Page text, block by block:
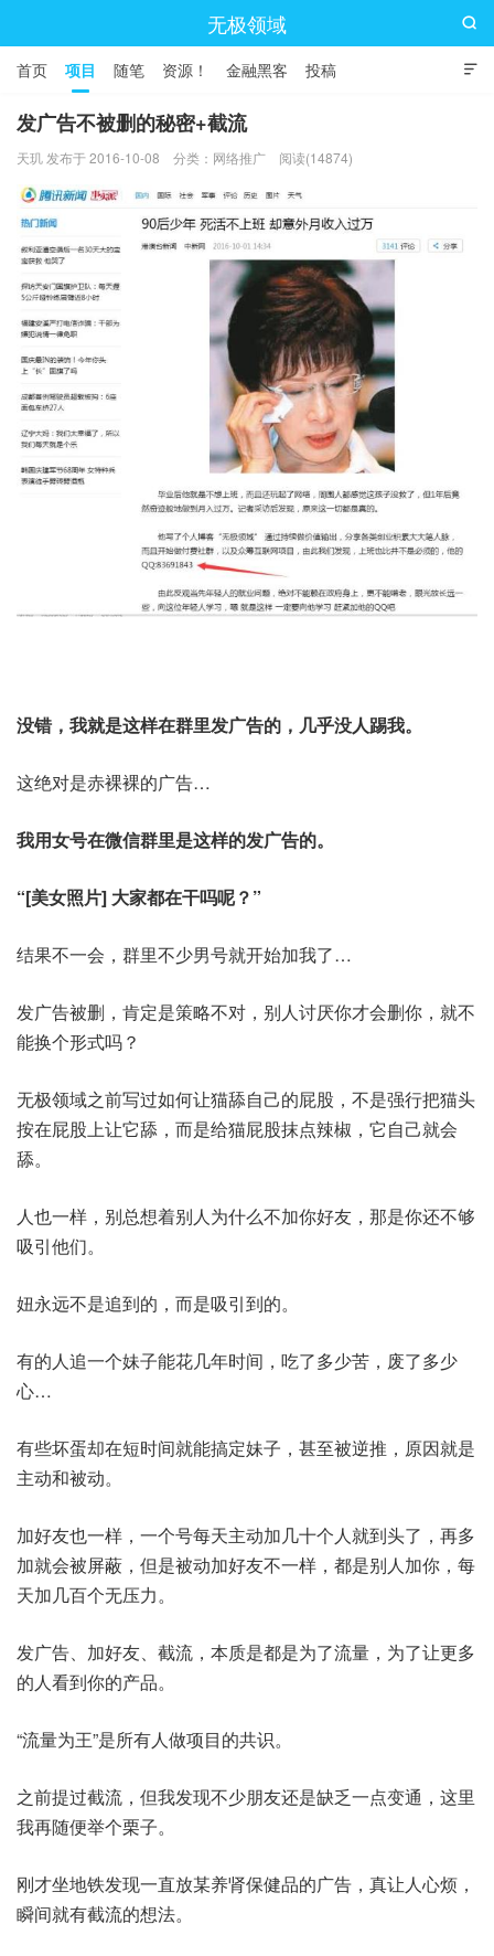
无极领域

首页 项目 随笔 资源！ 金融黑客 投稿

发广告不被删的秘密+截流
天玑 发布于 2016-10-08 分类： 网络推广 阅读(14874)
没错，我就是这样在群里发广告的，几乎没人踢我。
这绝对是赤裸裸的广告…
我用女号在微信群里是这样的发广告的。
“[美女照片] 大家都在干吗呢？”
结果不一会，群里不少男号就开始加我了…
发广告被删，肯定是策略不对，别人讨厌你才会删你，就不
能换个形式吗？
无极领域之前写过如何让猫舔自己的屁股，不是强行把猫头
按在屁股上让它舔，而是给猫屁股抹点辣椒，它自己就会
舔。
人也一样，别总想着别人为什么不加你好友，那是你还不够
吸引他们。
妞永远不是追到的，而是吸引到的。
有的人追一个妹子能花几年时间，吃了多少苦，废了多少
心…
有些坏蛋却在短时间就能搞定妹子，甚至被逆推，原因就是
主动和被动。
加好友也一样，一个号每天主动加几十个人就到头了，再多
加就会被屏蔽，但是被动加好友不一样，都是别人加你，每
天加几百个无压力。
发广告、加好友、截流，本质是都是为了流量，为了让更多
的人看到你的产品。
“流量为王”是所有人做项目的共识。
之前提过截流，但我发现不少朋友还是缺乏一点变通，这里
我再随便举个栗子。
刚才坐地铁发现一直放某养肾保健品的广告，真让人心烦，
瞬间就有截流的想法。